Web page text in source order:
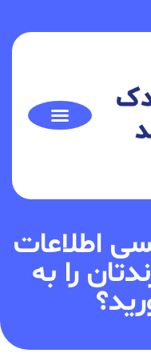
اطلاعات
را به